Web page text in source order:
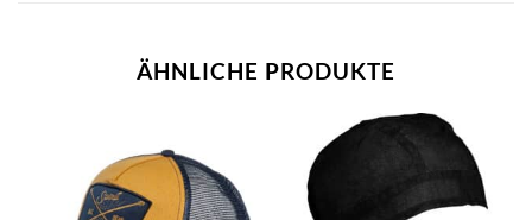
ÄHNLICHE PRODUKTE